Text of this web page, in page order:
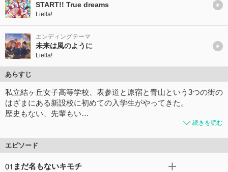
START!! True dreams
Liella!
エンディングテーマ
未来は風のように
Liella!
あらすじ
私立結ヶ丘女子高等学校、表参道と原宿と青山という3つの街の
はざまにある新設校に初めての入学生がやってきた。
歴史もない、先輩もい…
続きを読む
エピソード
01 まだ名もないキモチ